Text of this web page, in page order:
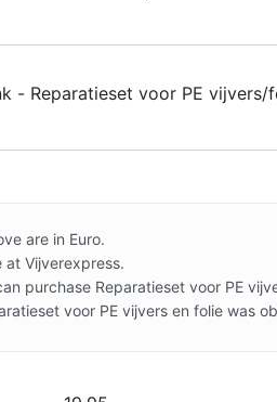
- Reparatieset voor PE
are in Euro.
Vijverexpress.
purchase Reparatieset voor PE
voor PE vijvers en folie was